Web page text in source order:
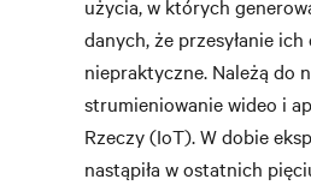
użycia, w których
danych, że przesyłanie
niepraktyczne. Należą do
strumieniowanie wideo i
Rzeczy (IoT). W dobie
nastąpiła w ostatnich